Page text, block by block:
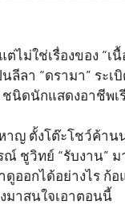
ไม่ใช่เรื่องของ “เ
ลา “ดรามา” ระเ
นิดนักแสดงอาชีพเ
หาญ ตั้งโต๊ะโชว์ค้า
ชูวิทย์ “รับงาน”
ออกได้อย่างไร ก้อ
มาสนใจเอาตอนนี้